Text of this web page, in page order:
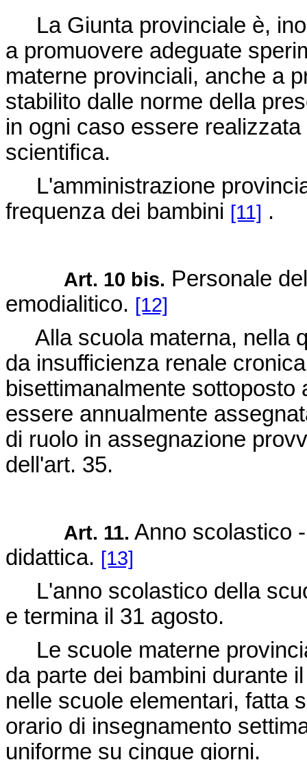
La Giunta provinciale è,
a promuovere adeguate
materne provinciali, anche a
stabilito dalle norme della
in ogni caso essere
scientifica.
L'amministrazione
frequenza dei bambini [11] .
Art. 10 bis. Personale
emodialitico. [12]
Alla scuola materna, nella
da insufficienza renale
bisettimanalmente
essere annualmente
di ruolo in assegnazione
dell'art. 35.
Art. 11. Anno scolastico
didattica. [13]
L'anno scolastico della
e termina il 31 agosto.
Le scuole materne
da parte dei bambini durante
nelle scuole elementari, fatta
orario di insegnamento
uniforme su cinque giorni.